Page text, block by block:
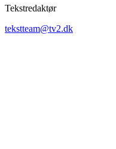
Tekstredaktør
tekstteam@tv2.dk